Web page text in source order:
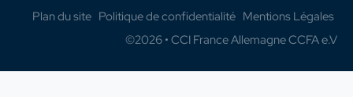
Plan du site Politique de confidentialité Mentions Légales
©2026 • CCI France Allemagne CCFA e.V